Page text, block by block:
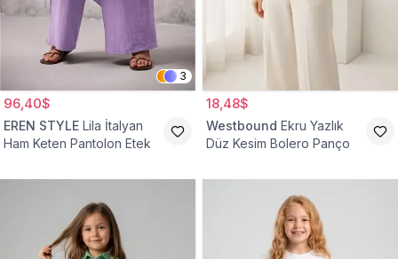
3
96,40$
EREN STYLE Lila İtalyan
Ham Keten Pantolon Etek
18,48$
Westbound Ekru Yazlık
Düz Kesim Bolero Panço